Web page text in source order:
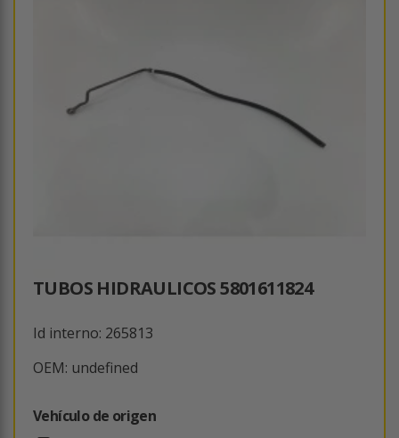
TUBOS HIDRAULICOS 5801611824
Id interno: 265813
OEM: undefined
Vehículo de origen